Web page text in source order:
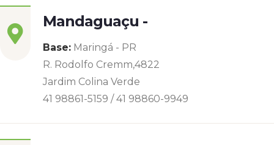
Mandaguaçu -
Base: Maringá - PR
R. Rodolfo Cremm,4822
Jardim Colina Verde
41 98861-5159 / 41 98860-9949